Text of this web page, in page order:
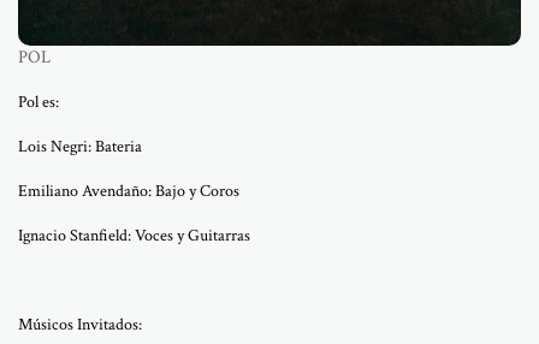
POL
Pol es:
Lois Negri: Bateria
Emiliano Avendaño: Bajo y Coros
Ignacio Stanfield: Voces y Guitarras
Músicos Invitados: